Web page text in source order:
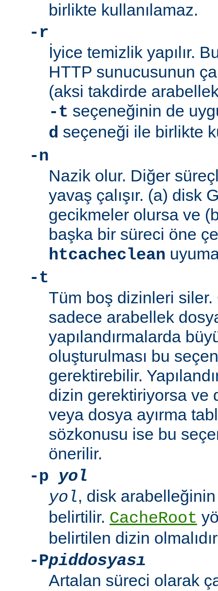
birlikte kullanılamaz.
-r
İyice temizlik yapılır.
HTTP sunucusunun
(aksi takdirde
-t seçeneğinin de
d seçeneği ile birlikte
-n
Nazik olur. Diğer
yavaş çalışır. (a) disk
gecikmeler olursa ve
başka bir süreci öne
htcacheclean
-t
Tüm boş dizinleri siler.
sadece arabellek
yapılandırmalarda
oluşturulması bu
gerektirebilir.
dizin gerektiriyorsa ve
veya dosya ayırma
sözkonusu ise bu
önerilir.
-p yol
yol, disk
belirtilir. CacheRoot
belirtilen dizin
-Ppiddosyası
Artalan süreci olarak